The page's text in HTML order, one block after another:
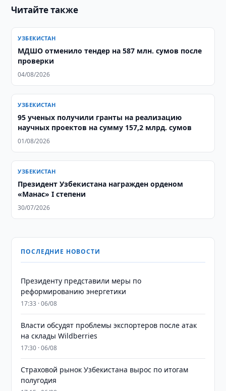
Читайте также
УЗБЕКИСТАН
МДШО отменило тендер на 587 млн. сумов после
проверки
04/08/2026
УЗБЕКИСТАН
95 ученых получили гранты на реализацию
научных проектов на сумму 157,2 млрд. сумов
01/08/2026
УЗБЕКИСТАН
Президент Узбекистана награжден орденом
«Манас» I степени
30/07/2026
ПОСЛЕДНИЕ НОВОСТИ
Президенту представили меры по
реформированию энергетики
17:33 · 06/08
Власти обсудят проблемы экспортеров после атак
на склады Wildberries
17:30 · 06/08
Страховой рынок Узбекистана вырос по итогам
полугодия